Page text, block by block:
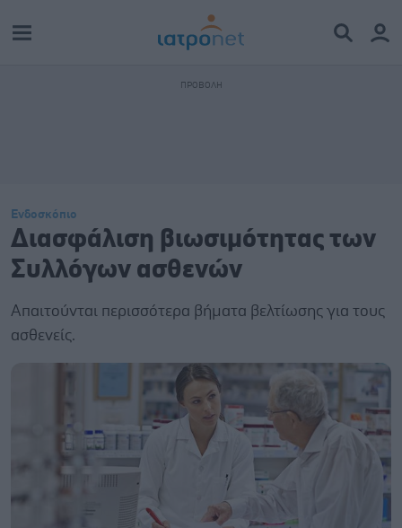
Ενδοσκόπιο
Διασφάλιση βιωσιμότητας των
Συλλόγων ασθενών
Απαιτούνται περισσότερα βήματα βελτίωσης για τους
ασθενείς.